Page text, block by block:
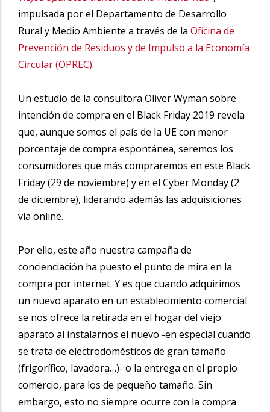
impulsada por el Departamento de Desarrollo
Rural y Medio Ambiente a través de la Oficina de
Prevención de Residuos y de Impulso a la Economía
Circular (OPREC).
Un estudio de la consultora Oliver Wyman sobre
intención de compra en el Black Friday 2019 revela
que, aunque somos el país de la UE con menor
porcentaje de compra espontánea, seremos los
consumidores que más compraremos en este Black
Friday (29 de noviembre) y en el Cyber Monday (2
de diciembre), liderando además las adquisiciones
vía online.
Por ello, este año nuestra campaña de
concienciación ha puesto el punto de mira en la
compra por internet. Y es que cuando adquirimos
un nuevo aparato en un establecimiento comercial
se nos ofrece la retirada en el hogar del viejo
aparato al instalarnos el nuevo -en especial cuando
se trata de electrodomésticos de gran tamaño
(frigorífico, lavadora…)- o la entrega en el propio
comercio, para los de pequeño tamaño. Sin
embargo, esto no siempre ocurre con la compra